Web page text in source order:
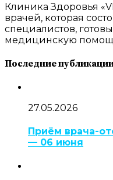
Клиника Здоровья
врачей, которая
специалистов,
медицинскую
Последние
27.05.2026
Приём врача-
— 06 июня